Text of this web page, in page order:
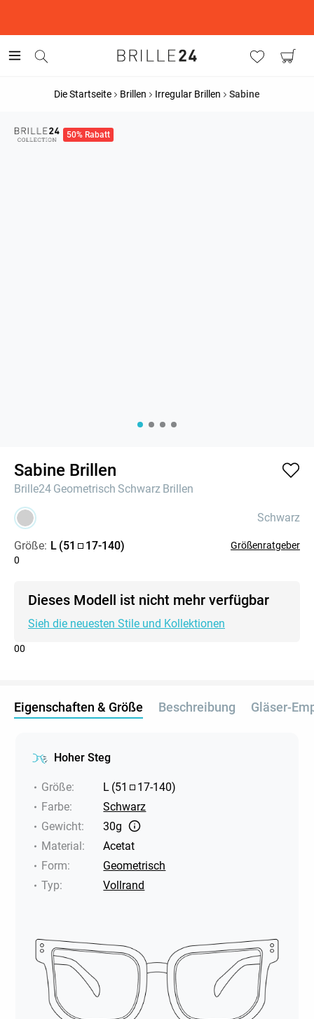
Die Startseite Brillen Irregular Brillen Sabine
50% Rabatt
Sabine Brillen
Brille24 Geometrisch Schwarz Brillen
Schwarz
Größe: L (51 17-140)
Größenratgeber
0
Dieses Modell ist nicht mehr verfügbar
Sieh die neuesten Stile und Kollektionen
00
Eigenschaften & Größe Beschreibung Gläser-
Hoher Steg
Größe: L (51 17-140)
Farbe:
Schwarz
Gewicht:
30g
Material:
Acetat
Form:
Geometrisch
Typ: Vollrand